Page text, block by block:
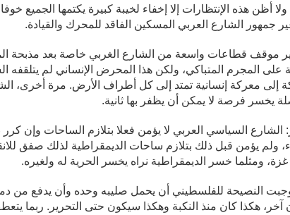
أظن هذه الإنتظارات إلا إخفاء لخيبة كبيرة يكتمها الجميع
جمهور الشارع العربي المسكين الفاقد للمحرك والقيادة.
موقف قطاعات واسعة من الشارع الغربي خاصة بعد مذبحة
على المجرم المتباكي، ولكن هذا المحرض الإنساني لم يتلقفه
إلى معركة إنسانية تمتد إلى كل أطراف الأرض. مرة أخرى،
يخسر فرصة لا يمكن أن يظفر بها ثانية.
الشارع السياسي العربي لا يؤمن فعلا بتلازم الساحات وإن
ولم يؤمن قبل ذلك بتلازم ساحات الديمقراطية لذلك صفق
ومثلما خسر الديمقراطية نراه يخسر الحرية له ولغيره.
النصيحة للفلسطيني أن يحمل صليبه وحده وأن يدفع من
هكذا كان منذ النكبة وهكذا سيكون حتى التحرير. ربما